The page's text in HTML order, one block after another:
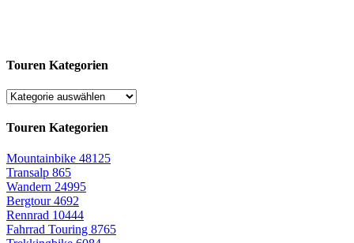
Touren Kategorien
Touren Kategorien
Mountainbike 48125
Transalp 865
Wandern 24995
Bergtour4692
Rennrad 10444
Fahrrad Touring 8765